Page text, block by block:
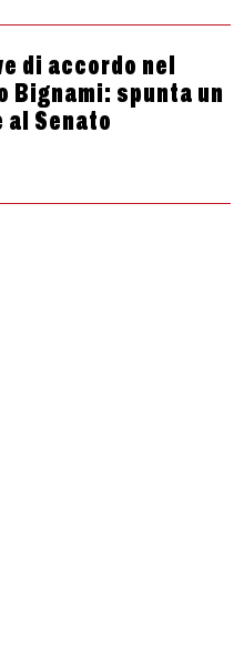
di accordo nel
spunta un
al Senato